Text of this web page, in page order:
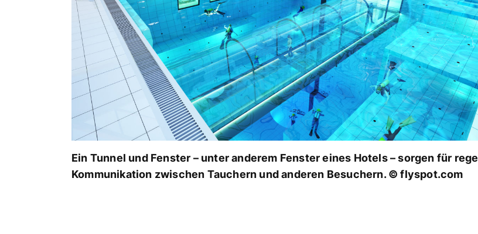
Ein Tunnel und Fenster – unter anderem Fenster eines Hotels – sorgen für rege
Kommunikation zwischen Tauchern und anderen Besuchern. © flyspot.com